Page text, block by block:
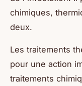
chimiques,
deux.
Les traitements
pour une action
traitements